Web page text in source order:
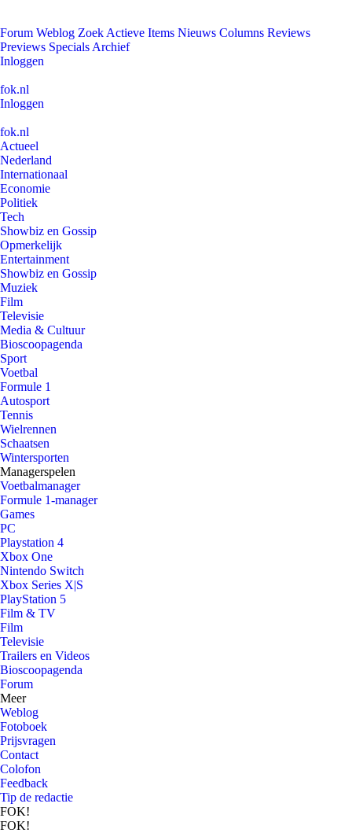
Forum Weblog Zoek Actieve Items Nieuws Columns Reviews
Previews Specials Archief
Inloggen
fok.nl
Inloggen
fok.nl
Actueel
Nederland
Internationaal
Economie
Politiek
Tech
Showbiz en Gossip
Opmerkelijk
Entertainment
Showbiz en Gossip
Muziek
Film
Televisie
Media & Cultuur
Bioscoopagenda
Sport
Voetbal
Formule 1
Autosport
Tennis
Wielrennen
Schaatsen
Wintersporten
Managerspelen
Voetbalmanager
Formule 1-manager
Games
PC
Playstation 4
Xbox One
Nintendo Switch
Xbox Series X|S
PlayStation 5
Film & TV
Film
Televisie
Trailers en Videos
Bioscoopagenda
Forum
Meer
Weblog
Fotoboek
Prijsvragen
Contact
Colofon
Feedback
Tip de redactie
FOK!
FOK!